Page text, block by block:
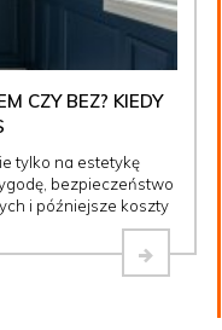
CZY BEZ? KIEDY
tylko na estetykę
bezpieczeństwo
i późniejsze koszty